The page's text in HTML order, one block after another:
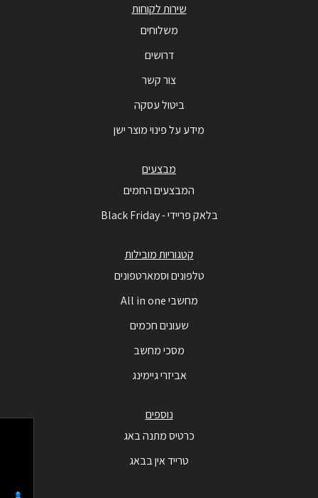
שירות לקוחות
משלוחים
דרושים
צור קשר
ביטול עסקה
מידע על פינוי מוצר ישן
מבצעים
המבצעים החמים
בלאק פריידי - Black Friday
קטגוריות מובילות
טלפונים וסמארטפונים
מחשבי All in one
שעונים חכמים
מסכי מחשב
אביזרי גיימינג
נוספים
כרטיס מתנה באג
טרייד אין בבאג